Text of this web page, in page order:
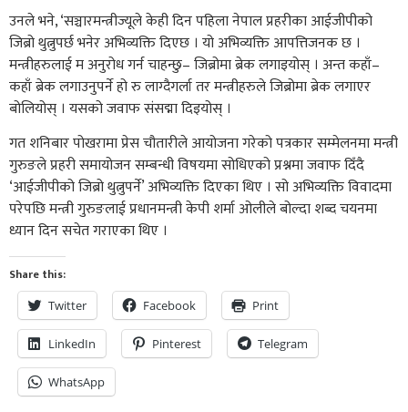
उनले भने, ‘सञ्चारमन्त्रीज्यूले केही दिन पहिला नेपाल प्रहरीका आईजीपीको
जिब्रो थुत्नुपर्छ भनेर अभिव्यक्ति दिएछ । यो अभिव्यक्ति आपत्तिजनक छ ।
मन्त्रीहरुलाई म अनुरोध गर्न चाहन्छु– जिब्रोमा ब्रेक लगाइयोस् । अन्त कहाँ–
कहाँ ब्रेक लगाउनुपर्ने हो रु लाग्दैगर्ला तर मन्त्रीहरुले जिब्रोमा ब्रेक लगाएर
बोलियोस् । यसको जवाफ संसद्मा दिइयोस् ।
गत शनिबार पोखरामा प्रेस चौतारीले आयोजना गरेको पत्रकार सम्मेलनमा मन्त्री
गुरुङले प्रहरी समायोजन सम्बन्धी विषयमा सोधिएको प्रश्नमा जवाफ दिँदै
‘आईजीपीको जिब्रो थुत्नुपर्ने’ अभिव्यक्ति दिएका थिए । सो अभिव्यक्ति विवादमा
परेपछि मन्त्री गुरुङलाई प्रधानमन्त्री केपी शर्मा ओलीले बोल्दा शब्द चयनमा
ध्यान दिन सचेत गराएका थिए ।
Share this:
Twitter Facebook Print
LinkedIn Pinterest Telegram
WhatsApp